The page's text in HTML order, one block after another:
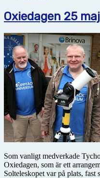
Oxiedagen 25 maj
Som vanligt medverkade
Oxiedagen, som är ett
Solteleskopet var på plats, fast